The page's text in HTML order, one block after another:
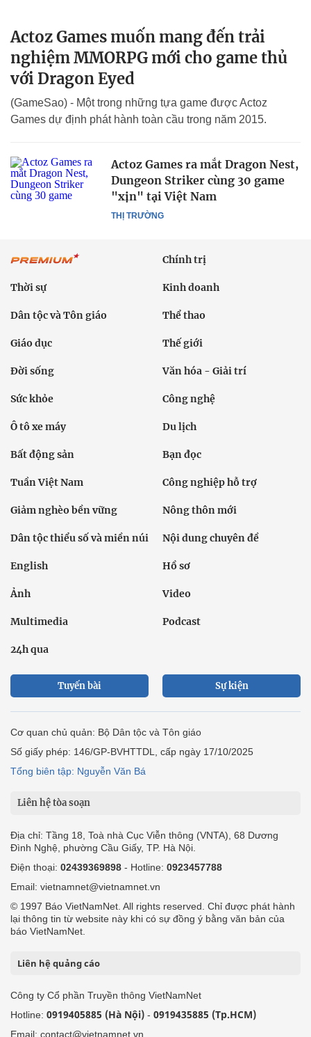
Actoz Games muốn mang đến trải
nghiệm MMORPG mới cho game thủ
với Dragon Eyed
(GameSao) - Một trong những tựa game được Actoz
Games dự định phát hành toàn cầu trong năm 2015.
THỊ TRƯỜNG
Actoz Games ra mắt Dragon Nest,
Dungeon Striker cùng 30 game
"xịn" tại Việt Nam
Chính trị
Thời sự Kinh doanh
Dân tộc và Tôn giáo Thể thao
Giáo dục Thế giới
Đời sống Văn hóa - Giải trí
Sức khỏe Công nghệ
Ô tô xe máy Du lịch
Bất động sản Bạn đọc
Tuần Việt Nam Công nghiệp hỗ trợ
Giảm nghèo bền vững Nông thôn mới
Dân tộc thiểu số và miền núi Nội dung chuyên đề
English Hồ sơ
Ảnh Video
Multimedia Podcast
24h qua
Tuyến bài Sự kiện
Cơ quan chủ quản: Bộ Dân tộc và Tôn giáo
Số giấy phép: 146/GP-BVHTTDL, cấp ngày 17/10/2025
Tổng biên tập: Nguyễn Văn Bá
Liên hệ tòa soạn
Địa chỉ: Tầng 18, Toà nhà Cục Viễn thông (VNTA), 68 Dương
Đình Nghệ, phường Cầu Giấy, TP. Hà Nội.
Điện thoại: 02439369898 - Hotline: 0923457788
Email: vietnamnet@vietnamnet.vn
© 1997 Báo VietNamNet. All rights reserved. Chỉ được phát hành
lại thông tin từ website này khi có sự đồng ý bằng văn bản của
báo VietNamNet.
Liên hệ quảng cáo
Công ty Cổ phần Truyền thông VietNamNet
Hotline: 0919405885 (Hà Nội) - 0919435885 (Tp.HCM)
Email: contact@vietnamnet.vn